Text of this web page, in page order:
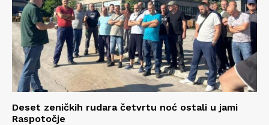
Deset zeničkih rudara četvrtu noć ostali u jami
Raspotočje